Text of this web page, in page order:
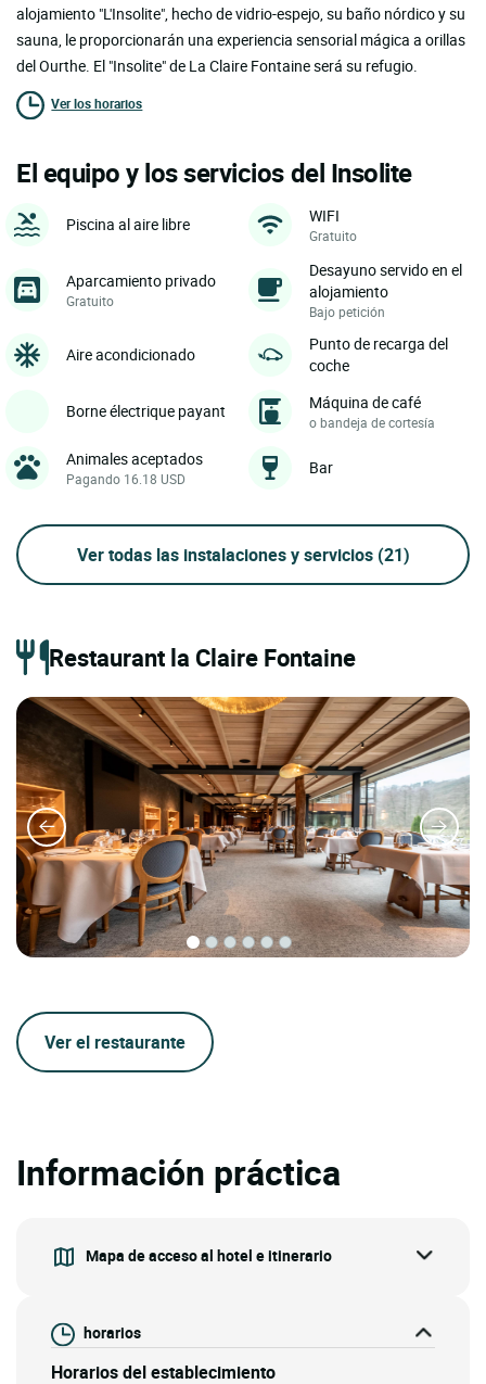
alojamiento "L'Insolite", hecho de vidrio-espejo, su baño nórdico y su
sauna, le proporcionarán una experiencia sensorial mágica a orillas
del Ourthe. El "Insolite" de La Claire Fontaine será su refugio.
Ver los horarios
El equipo y los servicios del Insolite
Piscina al aire libre WIFI
Gratuito
Aparcamiento privado
Gratuito
Desayuno servido en el
alojamiento
Bajo petición
Aire acondicionado
Punto de recarga del
coche
Borne électrique payant Máquina de café
o bandeja de cortesía
Animales aceptados
Pagando 16.18 USD
Bar
Ver todas las instalaciones y servicios (21)
Restaurant la Claire Fontaine
Ver el restaurante
Información práctica
Mapa de acceso al hotel e itinerario
horarios
Horarios del establecimiento